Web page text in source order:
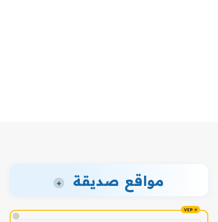
مواقع صديقة +
!